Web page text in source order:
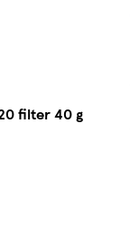
filter 40 g